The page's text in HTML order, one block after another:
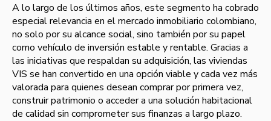
A lo largo de los últimos años, este segmento ha cobrado
especial relevancia en el mercado inmobiliario colombiano,
no solo por su alcance social, sino también por su papel
como vehículo de inversión estable y rentable. Gracias a
las iniciativas que respaldan su adquisición, las viviendas
VIS se han convertido en una opción viable y cada vez más
valorada para quienes desean comprar por primera vez,
construir patrimonio o acceder a una solución habitacional
de calidad sin comprometer sus finanzas a largo plazo.